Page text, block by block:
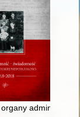
wśród
administracji